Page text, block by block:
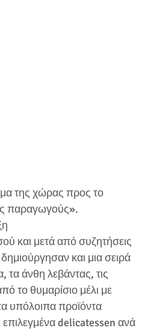
της χώρας προς το
παραγωγούς».
και μετά από συζητήσεις
και μια σειρά
τα άνθη λεβάντας, τις
το θυμαρίσιο μέλι με
υπόλοιπα προϊόντα
επιλεγμένα delicatessen ανά